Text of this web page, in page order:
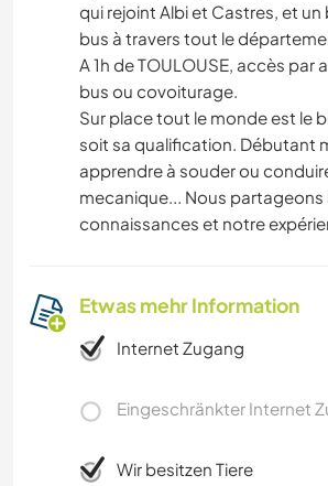
qui rejoint Albi et Castres, et un
bus à travers tout le
A 1h de TOULOUSE, accès par
bus ou covoiturage.
Sur place tout le monde est le
soit sa qualification. Débutant
apprendre à souder ou
mecanique... Nous partageons
connaissances et notre
Etwas mehr Information
Internet Zugang
Eingeschränkter Internet
Wir besitzen Tiere